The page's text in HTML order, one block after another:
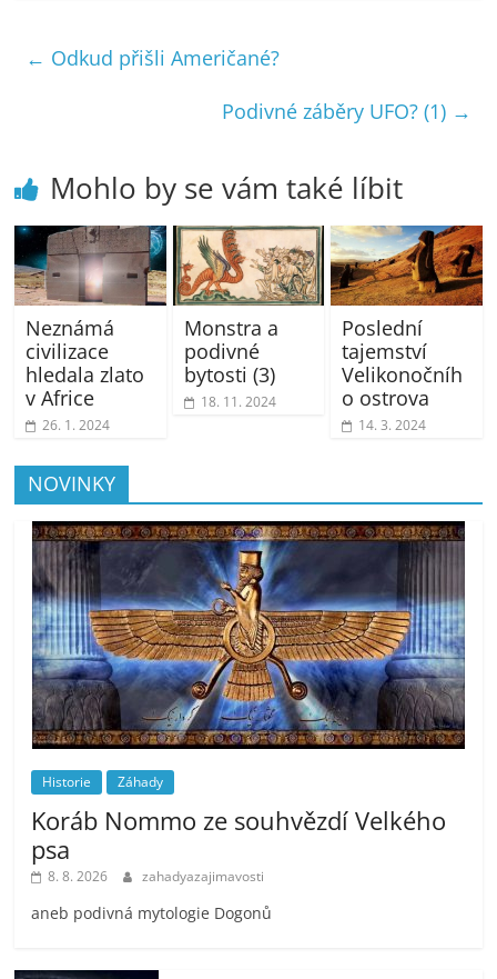
← Odkud přišli Američané?
Podivné záběry UFO? (1) →
Mohlo by se vám také líbit
Neznámá
civilizace
hledala zlato
v Africe
26. 1. 2024
Monstra a
podivné
bytosti (3)
18. 11. 2024
Poslední
tajemství
Velikonočníh
o ostrova
14. 3. 2024
NOVINKY
Historie Záhady
Koráb Nommo ze souhvězdí Velkého
psa
8. 8. 2026 zahadyazajimavosti
aneb podivná mytologie Dogonů